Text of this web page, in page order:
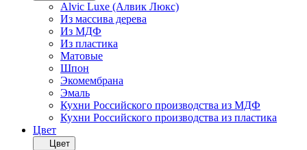
Alvic Luxe (Алвик Люкс)
Из массива дерева
Из МДФ
Из пластика
Матовые
Шпон
Экомембрана
Эмаль
Кухни Российского производства из МДФ
Кухни Российского производства из пластика
Цвет
Цвет